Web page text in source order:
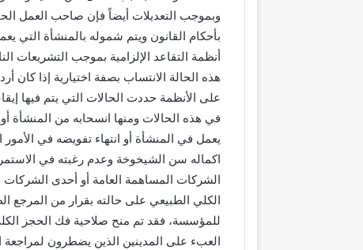
وبموجب التعديلات أيضاً فإن صاحب العمل
بأحكام القانون ويتم شموله بالمنشأة التي
أنظمة التقاعد الإلزامية بموجب
هذه الحالة الانتساب بصفة اختيارية إذا كان
على الأنظمة حددت الحالات التي يتم
في هذه الحالات ومنها انسحابه من المنشأة أو
يعمل في المنشأة أو انتهاء تفويضه في
اكماله سن الشيخوخة وعدم رغبته في
الشركات المساهمة العامة أو أحدى الشركات
الكلي الطبيعي على حالته بقرار من المرجع
للمؤسسة، فقد تم منح صلاحية فك الحجز
العبء على المدينين الذين يضطرون لمراجعة